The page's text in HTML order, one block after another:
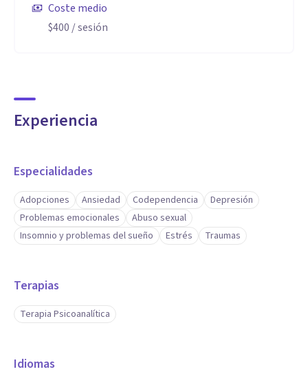
Coste medio
$400 / sesión
Experiencia
Especialidades
Adopciones Ansiedad Codependencia
Depresión
Problemas emocionales
Abuso sexual
Insomnio y problemas del sueño
Estrés Traumas
Terapias
Terapia Psicoanalítica
Idiomas